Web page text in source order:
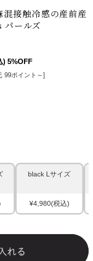
混接触冷感の産前産
ールズ
) 5%OFF
99ポイント～]
black Lサイズ
¥4,980(税込)